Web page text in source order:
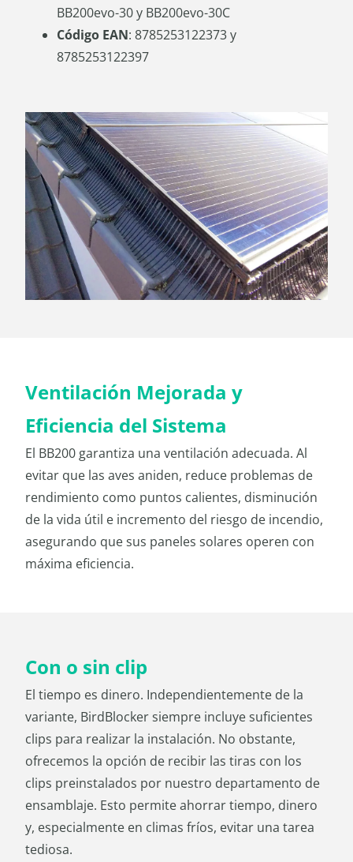
BB200evo-30 y BB200evo-30C
Código EAN: 8785253122373 y
8785253122397
Ventilación Mejorada y
Eficiencia del Sistema
El BB200 garantiza una ventilación adecuada. Al
evitar que las aves aniden, reduce problemas de
rendimiento como puntos calientes, disminución
de la vida útil e incremento del riesgo de incendio,
asegurando que sus paneles solares operen con
máxima eficiencia.
Con o sin clip
El tiempo es dinero. Independientemente de la
variante, BirdBlocker siempre incluye suficientes
clips para realizar la instalación. No obstante,
ofrecemos la opción de recibir las tiras con los
clips preinstalados por nuestro departamento de
ensamblaje. Esto permite ahorrar tiempo, dinero
y, especialmente en climas fríos, evitar una tarea
tediosa.